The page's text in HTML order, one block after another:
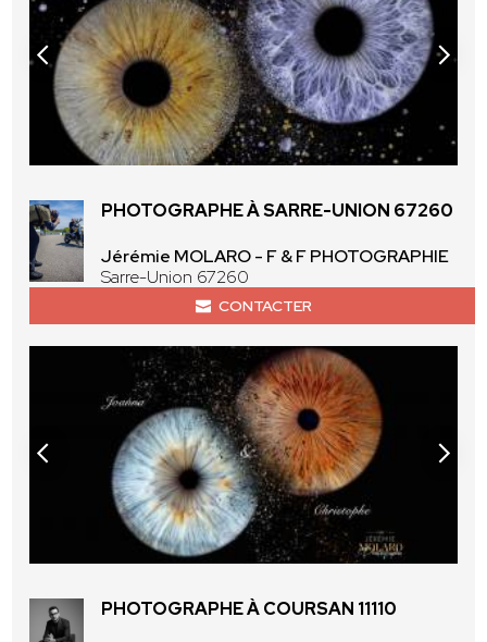
PHOTOGRAPHE À SARRE-UNION 67260
Jérémie MOLARO - F & F PHOTOGRAPHIE
Sarre-Union 67260
CONTACTER
PHOTOGRAPHE À COURSAN 11110